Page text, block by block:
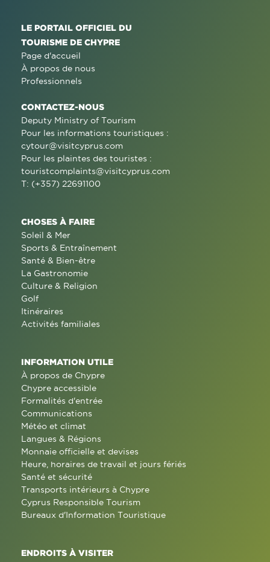
LE PORTAIL OFFICIEL DU
TOURISME DE CHYPRE
Page d'accueil
À propos de nous
Professionnels
CONTACTEZ-NOUS
Deputy Ministry of Tourism
Pour les informations touristiques :
cytour@visitcyprus.com
Pour les plaintes des touristes :
touristcomplaints@visitcyprus.com
T: (+357) 22691100
CHOSES À FAIRE
Soleil & Mer
Sports & Entraînement
Santé & Bien-être
La Gastronomie
Culture & Religion
Golf
Itinéraires
Activités familiales
INFORMATION UTILE
À propos de Chypre
Chypre accessible
Formalités d'entrée
Communications
Météo et climat
Langues & Régions
Monnaie officielle et devises
Heure, horaires de travail et jours fériés
Santé et sécurité
Transports intérieurs à Chypre
Cyprus Responsible Tourism
Bureaux d'Information Touristique
ENDROITS À VISITER